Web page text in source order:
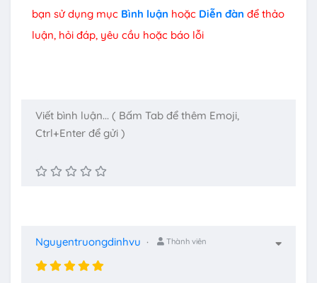
bạn sử dụng mục Bình luận hoặc Diễn đàn để thảo
luận, hỏi đáp, yêu cầu hoặc báo lỗi
Nguyentruongdinhvu Thành viên